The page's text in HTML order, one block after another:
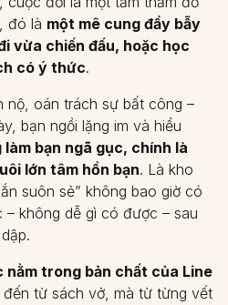
đó là một mê cung đầy bẫy
vừa chiến đấu, hoặc học
có ý thức.
nộ, oán trách sự bất công –
bạn ngồi lặng im và hiểu
bạn ngã gục, chính là
lớn tâm hồn bạn. Là kho
suôn sẻ” không bao giờ có
– không dễ gì có được – sau
nằm trong bản chất của Line
đến từ sách vở, mà từ từng vết